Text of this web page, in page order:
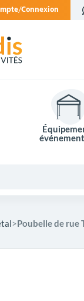
Connexion
Poubelle de rue